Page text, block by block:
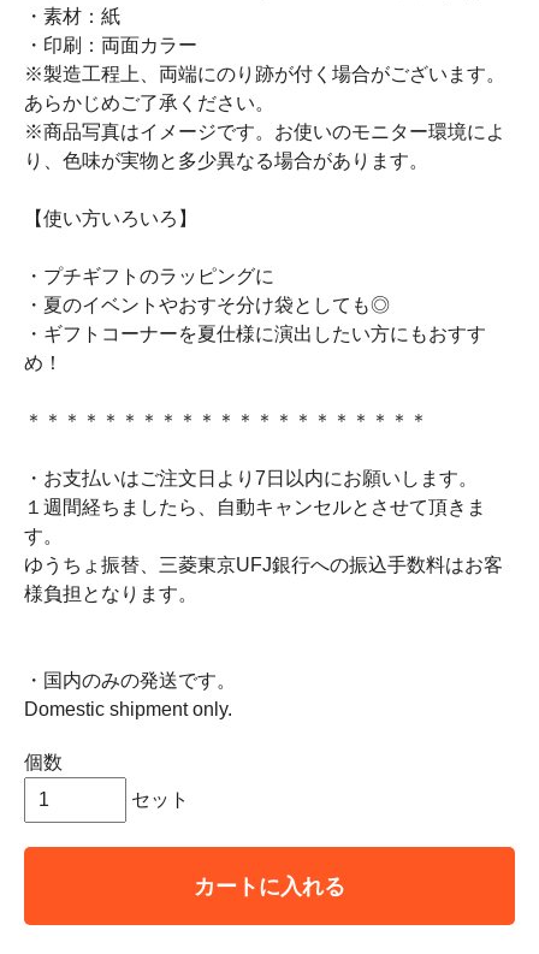
・素材：紙
・印刷：両面カラー
※製造工程上、両端にのり跡が付く場合がございます。
あらかじめご了承ください。
※商品写真はイメージです。お使いのモニター環境によ
り、色味が実物と多少異なる場合があります。
【使い方いろいろ】
・プチギフトのラッピングに
・夏のイベントやおすそ分け袋としても◎
・ギフトコーナーを夏仕様に演出したい方にもおすす
め！
＊＊＊＊＊＊＊＊＊＊＊＊＊＊＊＊＊＊＊＊＊
・お支払いはご注文日より7日以内にお願いします。
１週間経ちましたら、自動キャンセルとさせて頂きま
す。
ゆうちょ振替、三菱東京UFJ銀行への振込手数料はお客
様負担となります。
・国内のみの発送です。
Domestic shipment only.
個数
セット
カートに入れる